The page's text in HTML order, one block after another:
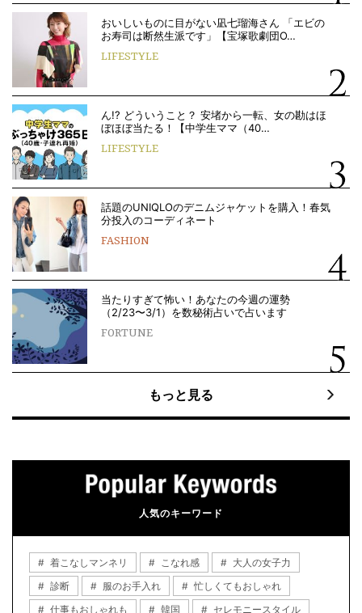
おいしいものに目がない凪七瑠海さん 「エビの
お寿司は断然生派です」【宝塚歌劇団O…
LIFESTYLE
ん!? どういうこと？ 安堵から一転、女の勘はほ
ぼほぼ当たる！【中学生ママ（40…
LIFESTYLE
話題のUNIQLOのデニムジャケットを購入！春気
分投入のコーディネート
FASHION
当たりすぎて怖い！あなたの今週の運勢
（2/23〜3/1）を数秘術占いで占います
FORTUNE
もっと見る
人気のキーワード
着こなしマンネリ こなれ感
大人の女子力
診断
服のお手入れ
忙しくてもおしゃれ
仕事もおしゃれも
韓国 セレモニースタイル